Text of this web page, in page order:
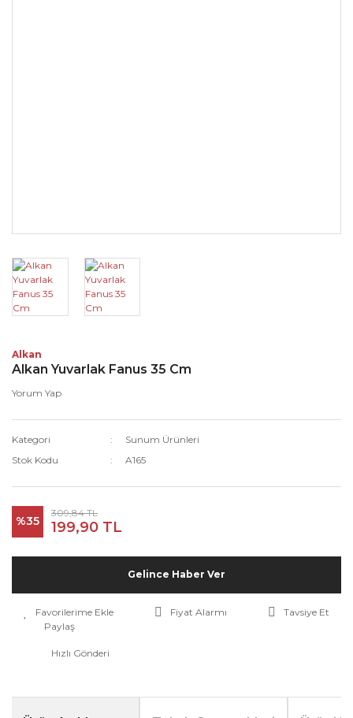
Alkan
Alkan Yuvarlak Fanus 35 Cm
Yorum Yap
Kategori
Sunum Ürünleri
Stok Kodu
A165
%35
309,84 TL
199,90 TL
Gelince Haber Ver
Fiyat Alarmı
Tavsiye Et
Paylaş
Hızlı Gönderi